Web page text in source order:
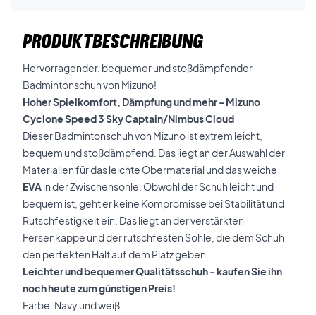
PRODUKTBESCHREIBUNG
Hervorragender, bequemer und stoßdämpfender
Badmintonschuh von Mizuno!
Hoher Spielkomfort, Dämpfung und mehr - Mizuno
Cyclone Speed 3 Sky Captain/Nimbus Cloud
Dieser Badmintonschuh von Mizuno ist extrem leicht,
bequem und stoßdämpfend. Das liegt an der Auswahl der
Materialien für das leichte Obermaterial und das weiche
EVAin der Zwischensohle. Obwohl der Schuh leicht und
bequem ist, geht er keine Kompromisse bei Stabilität und
Rutschfestigkeit ein. Das liegt an der verstärkten
Fersenkappe und der rutschfesten Sohle, die dem Schuh
den perfekten Halt auf dem Platz geben.
Leichter und bequemer Qualitätsschuh - kaufen Sie ihn
noch heute zum günstigen Preis!
Farbe: Navy und weiß